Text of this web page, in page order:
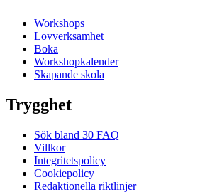
Workshops
Lovverksamhet
Boka
Workshopkalender
Skapande skola
Trygghet
Sök bland 30 FAQ
Villkor
Integritetspolicy
Cookiepolicy
Redaktionella riktlinjer